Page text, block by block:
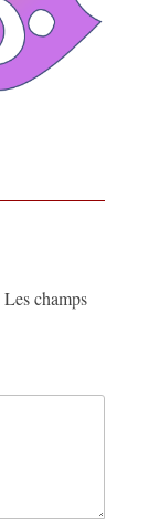
Les champs